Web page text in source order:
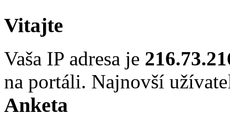
Vitajte
Vaša IP adresa je
na portáli. Najnovší
Anketa